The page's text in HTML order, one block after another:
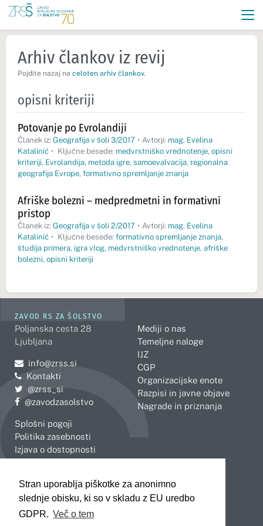
Stran uporablja piškotke za anonimno
slednje obisku, ki so v skladu z EU uredbo
GDPR. Več o tem
Arhiv člankov iz revij
Pojdite nazaj na celoten arhiv člankov.
opisni kriteriji
Potovanje po Evrolandiji
Članek iz: Geografija v šoli 3/2017 • Avtorji: mag. Evelina
Katalinić • Ključne besede: medvrstniško vrednotenje, opisni
kriteriji, Evrolandija, metoda igre, samoevalvacija, regionalna
geografija Evrope, formativno spremljanje znanja
Afriške bolezni – medpredmetni in formativni
pristop
Članek iz: Geografija v šoli 2/2017 • Avtorji: mag. Evelina
Katalinić • Ključne besede: formativno spremljanje znanja,
študija primera, igra vlog, medvrstniško vrednotenje, afriške
bolezni, opisni kriteriji
ZAVOD RS ZA ŠOLSTVO
Poljanska cesta 28
Ljubljana
Pošljite e-mail na
info@zrss.si
Kontakti
Pojdite na Twitter:
@zrss_si
Pojdite na Facebook:
@zavodzasolstvo
Splošni pogoji
Politika zasebnosti
Izjava o dostopnosti
Mediji o nas
Temeljne naloge
IJZ
CGP
Organizacijske enote
Razpisi in javne objave
Nagrade in priznanja
Celje
Koper
Kranj
Novo mesto
Slovenj Gradec